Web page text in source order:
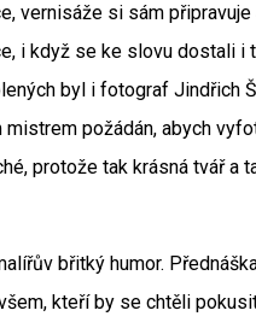
vernisáže si sám
i když se ke slovu dostali i
byl i fotograf Jindřich
požádán, abych
protože tak krásná tvář a
břitký humor.
kteří by se chtěli